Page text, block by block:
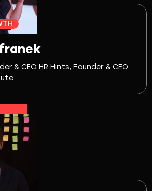
& CEO HR Hints, Founder & CEO